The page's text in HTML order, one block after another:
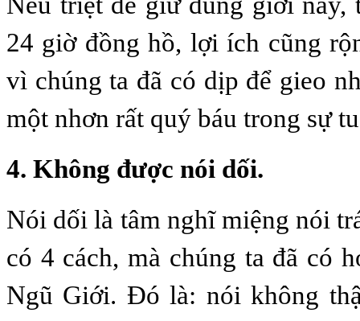
24 giờ đồng hồ, lợi ích cũng
vì chúng ta đã có dịp để gieo
một nhơn rất quý báu trong sự
4. Không được nói dối.
Nói dối là tâm nghĩ miệng nói
có 4 cách, mà chúng ta đã có
Ngũ Giới. Ðó là: nói không